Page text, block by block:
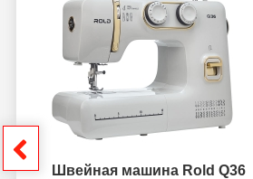
Швейная машина Rold Q36